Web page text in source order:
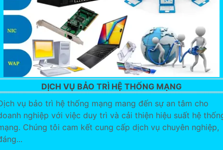
DỊCH VỤ BẢO TRÌ HỆ THỐNG MẠNG
vụ bảo trì hệ thống mạng mang đến sự an tâm cho
nghiệp với việc duy trì và cải thiện hiệu suất hệ
Chúng tôi cam kết cung cấp dịch vụ chuyên nghiệp,